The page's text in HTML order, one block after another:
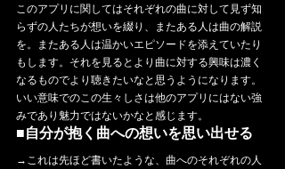
このアプリに関してはそれぞれの曲に対して見ず知
らずの人たちが想いを綴り、またある人は曲の解説
を。またある人は温かいエピソードを添えていたり
もします。それを見るとより曲に対する興味は濃く
なるものでより聴きたいなと思うようになります。
いい意味でのこの生々しさは他のアプリにはない強
みであり魅力ではないかなと感じます。
■自分が抱く曲への想いを思い出せる
→これは先ほど書いたような、曲へのそれぞれの人